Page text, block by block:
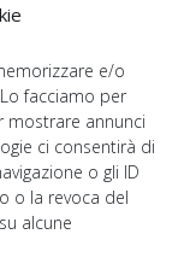
e/o
facciamo per
mostrare annunci
ci consentirà di
o gli ID
o la revoca del
alcune